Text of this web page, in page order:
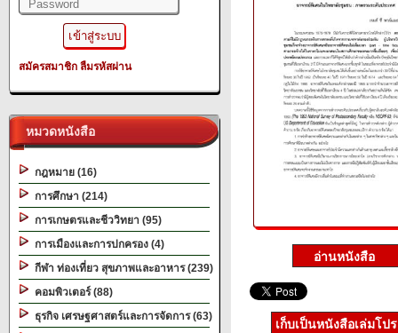
สมัครสมาชิก ลืมรหัสผ่าน
หมวดหนังสือ
กฎหมาย (16)
การศึกษา (214)
การเกษตรและชีววิทยา (95)
การเมืองและการปกครอง (4)
กีฬา ท่องเที่ยว สุขภาพและอาหาร (239)
คอมพิวเตอร์ (88)
ธุรกิจ เศรษฐศาสตร์และการจัดการ (63)
เก็บเป็นหนังสือเล่มโป